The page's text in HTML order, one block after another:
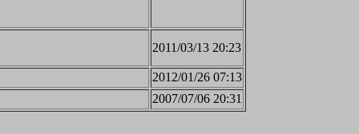
2011/03/13 20:23
2012/01/26 07:13
2007/07/06 20:31